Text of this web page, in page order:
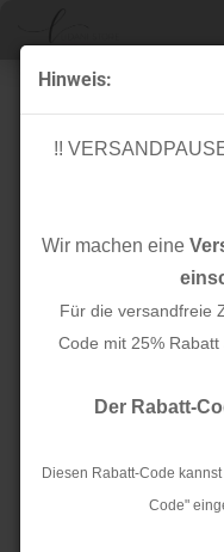
Hinweis:
!!
Wir machen eine
Für die versandfreie
Code mit 25% Rabatt
Der Rabatt-
Diesen Rabatt-Code
Code"
Knopf Cotton - Curb -